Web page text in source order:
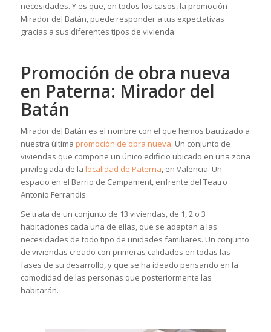
necesidades. Y es que, en todos los casos, la promoción
Mirador del Batán, puede responder a tus expectativas
gracias a sus diferentes tipos de vivienda.
Promoción de obra nueva
en Paterna: Mirador del
Batán
Mirador del Batán es el nombre con el que hemos bautizado a
nuestra última promoción de obra nueva. Un conjunto de
viviendas que compone un único edificio ubicado en una zona
privilegiada de la localidad de Paterna, en Valencia. Un
espacio en el Barrio de Campament, enfrente del Teatro
Antonio Ferrandis.
Se trata de un conjunto de 13 viviendas, de 1, 2 o 3
habitaciones cada una de ellas, que se adaptan a las
necesidades de todo tipo de unidades familiares. Un conjunto
de viviendas creado con primeras calidades en todas las
fases de su desarrollo, y que se ha ideado pensando en la
comodidad de las personas que posteriormente las
habitarán.